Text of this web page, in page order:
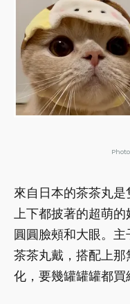
來自日本的茶茶丸
上下都披著的超萌
圓圓臉頰和大眼。
茶茶丸戴，搭配上
化，要幾罐罐罐都買